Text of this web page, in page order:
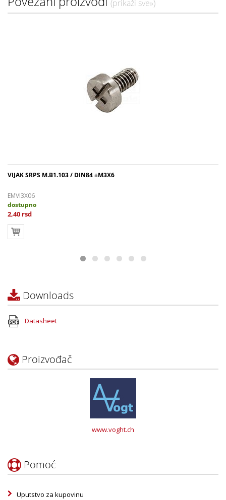
(prikaži sve»)
VIJAK SRPS M.B1.103 / DIN84 ±M3X6
EMVI3X06
dostupno
2,40 rsd
Downloads
Datasheet
Proizvođač
www.voght.ch
Pomoć
Uputstvo za kupovinu